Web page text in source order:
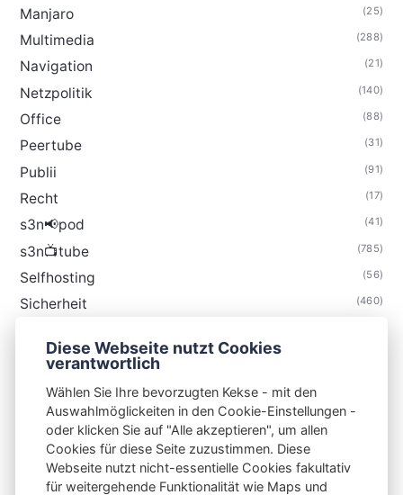
Manjaro (25)
Multimedia (288)
Navigation (21)
Netzpolitik (140)
Office (88)
Peertube (31)
Publii (91)
Recht (17)
s3n📢pod (41)
s3n📺tube (785)
Selfhosting (56)
Sicherheit (460)
Thunderbird
S3N🧩NET
Diese Webseite nutzt Cookies
verantwortlich
Wählen Sie Ihre bevorzugten Kekse - mit den
Auswahlmöglickeiten in den Cookie-Einstellungen -
oder klicken Sie auf "Alle akzeptieren", um allen
Cookies für diese Seite zuzustimmen. Diese
Webseite nutzt nicht-essentielle Cookies fakultativ
für weitergehende Funktionalität wie Maps und